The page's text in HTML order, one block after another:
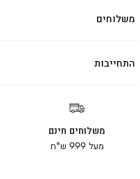
משלוחים
התחייבות
משלוחים חינם
מעל 999 ש"ח